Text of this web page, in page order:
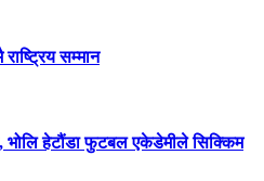
सम्मान
भोलि हेटौंडा फुटबल एकेडेमीले सिक्किम